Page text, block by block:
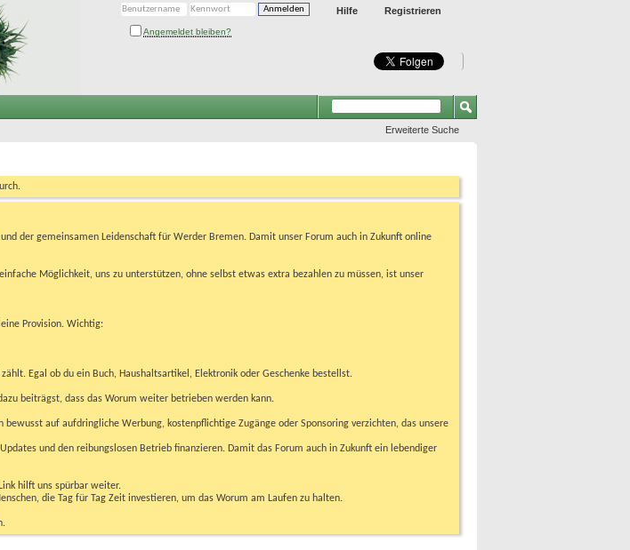
Registrieren
Hilfe
Angemeldet bleiben?
Erweiterte Suche
der gemeinsamen Leidenschaft für Werder Bremen. Damit unser Forum auch in Zukunft online
Möglichkeit, uns zu unterstützen, ohne selbst etwas extra bezahlen zu müssen, ist unser
Provision. Wichtig:
Egal ob du ein Buch, Haushaltsartikel, Elektronik oder Geschenke bestellst.
beiträgst, dass das Worum weiter betrieben werden kann.
bewusst auf aufdringliche Werbung, kostenpflichtige Zugänge oder Sponsoring verzichten, das unsere
und den reibungslosen Betrieb finanzieren. Damit das Forum auch in Zukunft ein lebendiger
hilft uns spürbar weiter.
die Tag für Tag Zeit investieren, um das Worum am Laufen zu halten.